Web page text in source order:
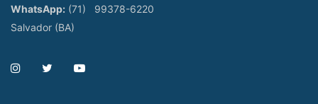
WhatsApp: (71)
99378-6220
Salvador (BA)